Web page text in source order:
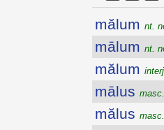
mălum nt.
mālum nt.
mălum
mālus
mălus